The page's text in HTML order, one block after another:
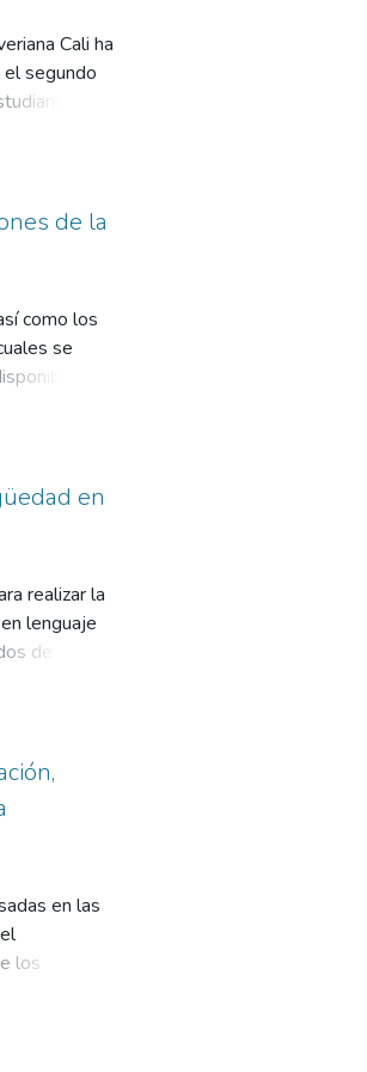
Cali ha
segundo
consigo
los
en el
medios
de la
como los
se
con
del
y
en
realizar la
lenguaje
de
con
en las
los
de